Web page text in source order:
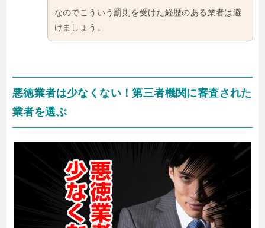
なのでこういう罰則を受けた経歴のある業者は避
けましょう。
悪徳業者は少なくない！第三者機関に審査された
業者を選ぶ